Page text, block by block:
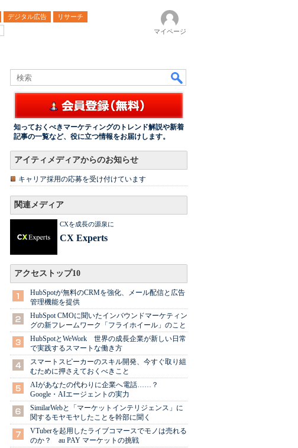
デジタル広告
リサーチ
マイページ
知っておくべきマーケティングのトレンド解説や新着
記事の一覧など、役に立つ情報をお届けします。
アイティメディアからのお知らせ
キャリア採用の応募を受け付けています
関連メディア
CXを成長の源泉に
CX Experts
アクセストップ10
HubSpotが無料のCRMを強化、メール配信と広告
管理機能を提供
HubSpot CMOに聞いたインバウンドマーケティン
グの新フレームワーク「フライホイール」のこと
HubSpotとWeWork 世界の成長企業が新しい日常
で実践するスマートな働き方
スマートスピーカーのスキル開発、今すぐ取り組
むために押さえておくべきこと
AIがあなたの代わりに企業へ電話……？
Google・AIエージェントの実力
SimilarWebと「マーケットインテリジェンス」に
関するモヤモヤしたことを幹部に聞く
VTuberを起用したライブコマースでモノは売れる
のか？ au PAY マーケットの挑戦